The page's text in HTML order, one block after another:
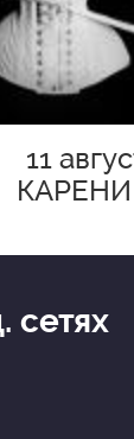
11
сетях